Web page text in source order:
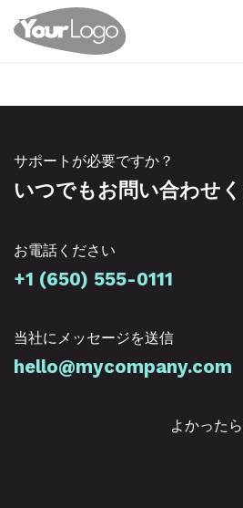
サポートが必要ですか？
いつでもお問い合わせ
お電話ください
+1 (650) 555-0111
当社にメッセージを送信
hello@mycompany.com
よかった